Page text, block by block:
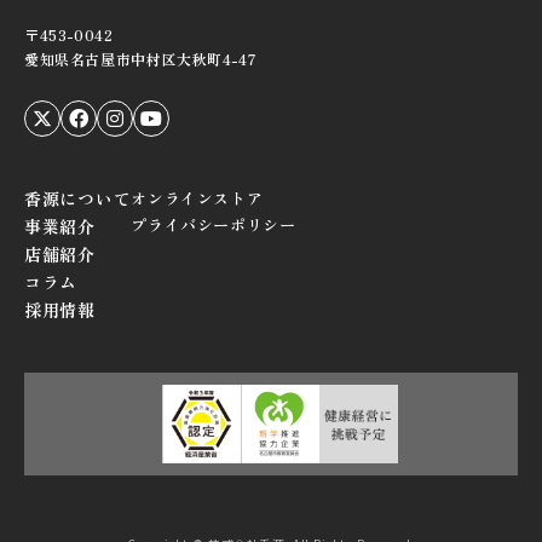
〒453-0042
愛知県名古屋市中村区大秋町4-47
香源について
事業紹介
店舗紹介
コラム
採用情報
オンラインストア
プライバシーポリシー